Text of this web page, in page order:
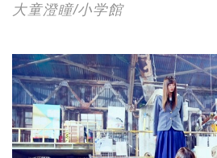
大童澄瞳/小学館